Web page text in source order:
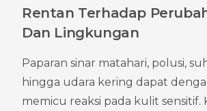
Rentan Terhadap
Dan Lingkungan
Paparan sinar matahari, polusi,
hingga udara kering dapat
memicu reaksi pada kulit sensitif.